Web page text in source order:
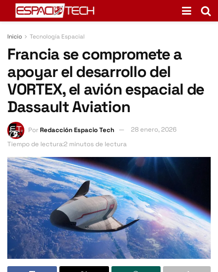
Inicio Tecnología Espacial
Francia se compromete a
apoyar el desarrollo del
VORTEX, el avión espacial de
Dassault Aviation
PorRedacción Espacio Tech
28 enero, 2026
Tiempo de lectura:2 minutos de lectura